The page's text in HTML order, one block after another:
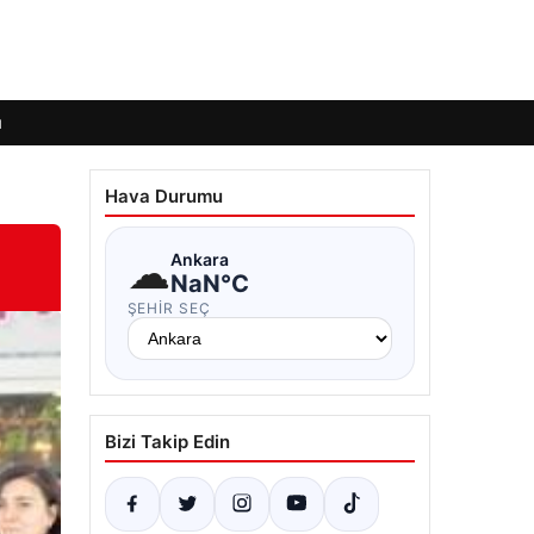
Hava Durumu
☁Ankara
NaN°C
ŞEHIR SEÇ
Bizi Takip Edin